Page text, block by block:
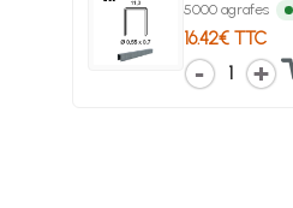
5000 agrafes
16.42€ TTC
1